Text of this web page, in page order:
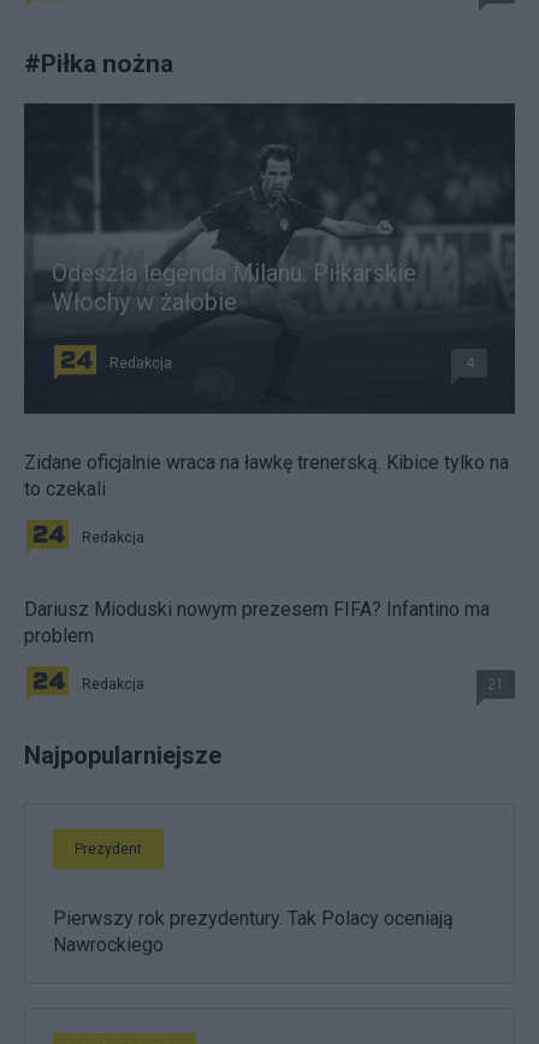
#Piłka nożna
Odeszła legenda Milanu. Piłkarskie
Włochy w żałobie
Redakcja 4
Zidane oficjalnie wraca na ławkę trenerską. Kibice tylko na
to czekali
Redakcja
Dariusz Mioduski nowym prezesem FIFA? Infantino ma
problem
Redakcja 21
Najpopularniejsze
Prezydent
Pierwszy rok prezydentury. Tak Polacy oceniają
Nawrockiego